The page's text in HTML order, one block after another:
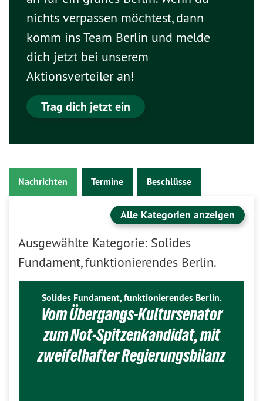
nichts verpassen möchtest, dann
komm ins Team Berlin und melde
dich jetzt bei unserem
Aktionsverteiler an!
Trag dich jetzt ein
Nachrichten Termine Beschlüsse
Alle Kategorien anzeigen
Ausgewählte Kategorie: Solides
Fundament, funktionierendes Berlin.
Solides Fundament, funktionierendes Berlin.
Vom Übergangs-Kultursenator
zum Not-Spitzenkandidat, mit
zweifelhafter Regierungsbilanz